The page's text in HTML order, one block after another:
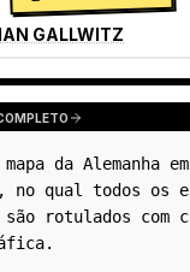
GALLWITZ
mapa da Alemanha
no qual todos os
rotulados com